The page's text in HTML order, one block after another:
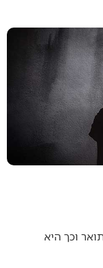
וכך היא